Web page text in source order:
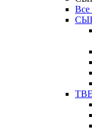
Все